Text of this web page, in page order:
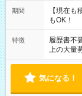
たくない」
の方へ 今
の勤務時
期間
【現在
もOK！
特徴 履歴書不
上の大量
気になる！